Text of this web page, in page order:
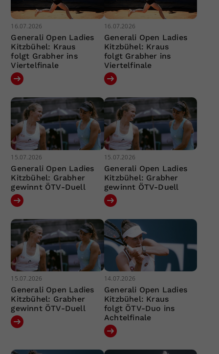
16.07.2026
Generali Open Ladies
Kitzbühel: Kraus
folgt Grabher ins
Viertelfinale
16.07.2026
Generali Open Ladies
Kitzbühel: Kraus
folgt Grabher ins
Viertelfinale
15.07.2026
Generali Open Ladies
Kitzbühel: Grabher
gewinnt ÖTV-Duell
15.07.2026
Generali Open Ladies
Kitzbühel: Grabher
gewinnt ÖTV-Duell
15.07.2026
Generali Open Ladies
Kitzbühel: Grabher
gewinnt ÖTV-Duell
14.07.2026
Generali Open Ladies
Kitzbühel: Kraus
folgt ÖTV-Duo ins
Achtelfinale